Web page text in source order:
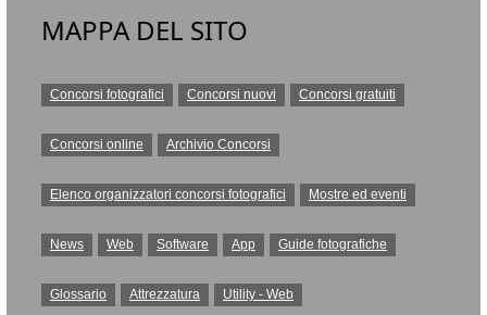
MAPPA DEL SITO
Concorsi fotografici Concorsi nuovi Concorsi gratuiti
Concorsi online Archivio Concorsi
Elenco organizzatori concorsi fotografici Mostre ed eventi
News Web Software App Guide fotografiche
Glossario Attrezzatura Utility - Web